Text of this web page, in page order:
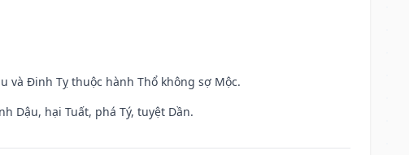
và Đinh Tỵ thuộc hành Thổ không sợ Mộc.
Dậu, hại Tuất, phá Tý, tuyệt Dần.